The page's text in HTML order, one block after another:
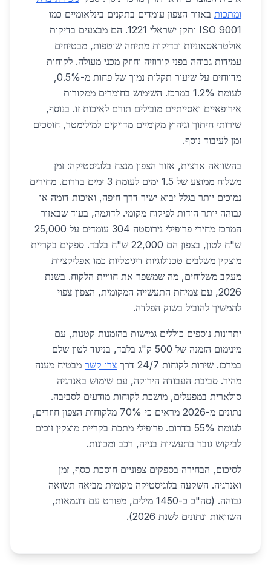
ומתכות באזור הצפון עומדים בתקנים בינלאומיים כמו
ISO 9001 ותקן ישראלי 1221. הם מבצעים בדיקות
אולטראסאוניות ובדיקות מתיחה שוטפות, מבטיחים
עמידות גבוהה בפני קורוזיה וחוזק מכני מעולה. לקוחות
מדווחים על שיעור תקלות נמוך של פחות מ-0.5%,
לעומת 1.2% במרכז. השימוש בחומרים ממקורות
אירופאיים ואסייתיים מובילים תורם לאיכות זו. בנוסף,
שירותי חיתוך וגיהוץ מקומיים מדויקים למילימטר, חוסכים
זמן לעיבוד נוסף.
בהשוואה ארצית, אזור הצפון מנצח בלוגיסטיקה: זמן
משלוח ממוצע של 1.5 ימים לעומת 3 ימים בדרום. מחירים
נמוכים יותר בגלל יבוא ישיר דרך חיפה, ואיכות דומה או
גבוהה יותר הודות לפיקוח מקומי. לדוגמה, בעוד שבאזור
המרכז מחירי פרופילי נירוסטה 304 עומדים על 25,000
ש"ח לטון, בצפון הם 22,000 ש"ח בלבד. ספקים בקריית
מוצקין משלבים טכנולוגיות דיגיטליות כמו אפליקציות
מעקב משלוחים, מה שמשפר את חוויית הלקוח. בשנת
2026, עם צמיחת התעשייה המקומית, הצפון צפוי
להמשיך להוביל בשוק הפלדה.
יתרונות נוספים כוללים גמישות בהזמנות קטנות, עם
מינימום הזמנה של 500 ק"ג בלבד, בניגוד לטון שלם
במרכז. שירות לקוחות 24/7 דרך
צרו קשר מבטיח מענה
מהיר. סביבת העבודה הירוקה, עם שימוש באנרגיה
סולארית במפעלים, מושכת לקוחות מודעים לסביבה.
נתונים מ-2026 מראים כי 70% מלקוחות הצפון חוזרים,
לעומת 55% בדרום. פרופילי מתכת בקריית מוצקין זוכים
לביקוש גובר בתעשיות בנייה, רכב ומכונות.
לסיכום, הבחירה בספקים צפוניים חוסכת כסף, זמן
ואנרגיה. השקעה בלוגיסטיקה מקומית מביאה תשואה
גבוהה. (סה"כ כ-1450 מילים, מפורט עם דוגמאות,
השוואות ונתונים לשנת 2026).